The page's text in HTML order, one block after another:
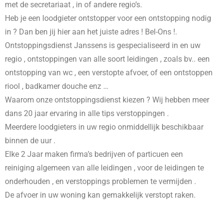
met de secretariaat , in of andere regio’s.
Heb je een loodgieter ontstopper voor een ontstopping nodig
in ? Dan ben jij hier aan het juiste adres ! Bel-Ons !.
Ontstoppingsdienst Janssens is gespecialiseerd in en uw
regio , ontstoppingen van alle soort leidingen , zoals bv.. een
ontstopping van wc , een verstopte afvoer, of een ontstoppen
riool , badkamer douche enz …
Waarom onze ontstoppingsdienst kiezen ? Wij hebben meer
dans 20 jaar ervaring in alle tips verstoppingen .
Meerdere loodgieters in uw regio onmiddellijk beschikbaar
binnen de uur .
Elke 2 Jaar maken firma’s bedrijven of particuen een
reiniging algemeen van alle leidingen , voor de leidingen te
onderhouden , en verstoppings problemen te vermijden .
De afvoer in uw woning kan gemakkelijk verstopt raken.